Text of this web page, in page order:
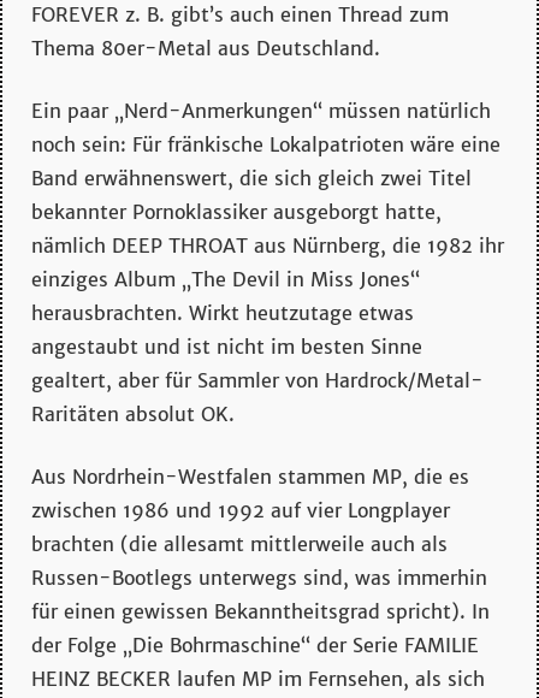
FOREVER z. B. gibt’s auch einen Thread zum
Thema 80er-Metal aus Deutschland.
Ein paar „Nerd-Anmerkungen“ müssen natürlich
noch sein: Für fränkische Lokalpatrioten wäre eine
Band erwähnenswert, die sich gleich zwei Titel
bekannter Pornoklassiker ausgeborgt hatte,
nämlich DEEP THROAT aus Nürnberg, die 1982 ihr
einziges Album „The Devil in Miss Jones“
herausbrachten. Wirkt heutzutage etwas
angestaubt und ist nicht im besten Sinne
gealtert, aber für Sammler von Hardrock/Metal-
Raritäten absolut OK.
Aus Nordrhein-Westfalen stammen MP, die es
zwischen 1986 und 1992 auf vier Longplayer
brachten (die allesamt mittlerweile auch als
Russen-Bootlegs unterwegs sind, was immerhin
für einen gewissen Bekanntheitsgrad spricht). In
der Folge „Die Bohrmaschine“ der Serie FAMILIE
HEINZ BECKER laufen MP im Fernsehen, als sich